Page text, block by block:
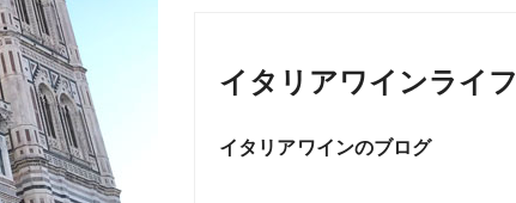
イタリアワインライフ
イタリアワインのブログ